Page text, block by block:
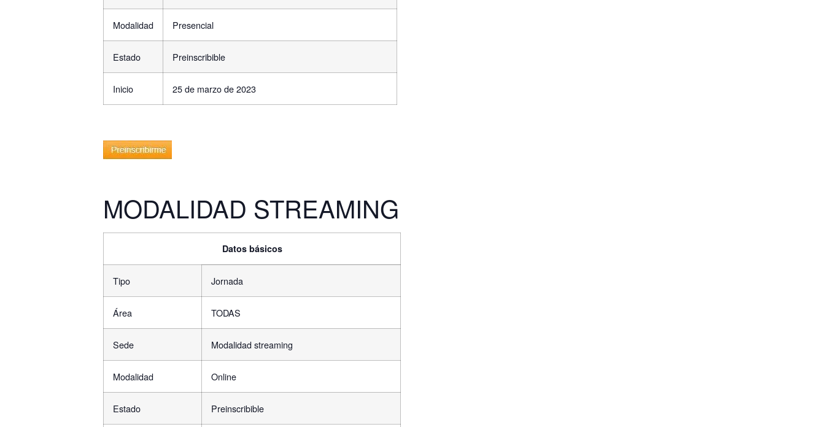
Modalidad Presencial
Estado Preinscribible
Inicio 25 de marzo de 2023
MODALIDAD STREAMING
Datos básicos
Tipo Jornada
Área TODAS
Sede Modalidad streaming
Modalidad Online
Estado Preinscribible